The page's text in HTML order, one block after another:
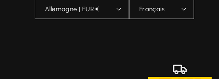
Allemagne | EUR € Français